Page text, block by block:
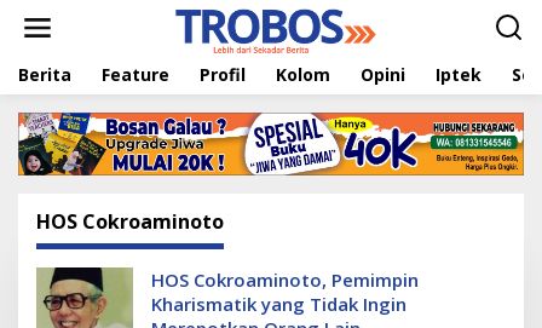
t
Berita Feature Profil Kolom Opini Iptek
HOS Cokroaminoto
HOS Cokroaminoto, Pemimpin
Kharismatik yang Tidak Ingin